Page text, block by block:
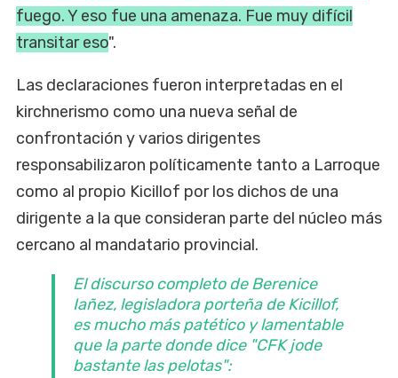
fuego. Y eso fue una amenaza. Fue muy difícil
transitar eso".
Las declaraciones fueron interpretadas en el
kirchnerismo como una nueva señal de
confrontación y varios dirigentes
responsabilizaron políticamente tanto a Larroque
como al propio Kicillof por los dichos de una
dirigente a la que consideran parte del núcleo más
cercano al mandatario provincial.
El discurso completo de Berenice
Iañez, legisladora porteña de Kicillof,
es mucho más patético y lamentable
que la parte donde dice "CFK jode
bastante las pelotas":